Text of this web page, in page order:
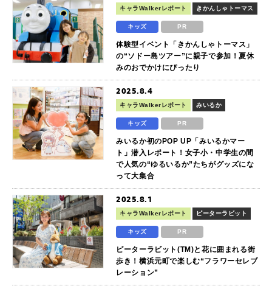
キャラWalkerレポート きかんしゃトーマス
キッズ PR
体験型イベント「きかんしゃトーマス」
の“ソドー島ツアー”に親子で参加！夏休
みのおでかけにぴったり
2025.8.4
キャラWalkerレポート みいるか
キッズ PR
みいるか初のPOP UP「みいるかマー
ト」潜入レポート！女子小・中学生の間
で人気の“ゆるいるか”たちがグッズにな
って大集合
2025.8.1
キャラWalkerレポート ピーターラビット
キッズ PR
ピーターラビット(TM)と花に囲まれる街
歩き！横浜元町で楽しむ“フラワーセレブ
レーション”